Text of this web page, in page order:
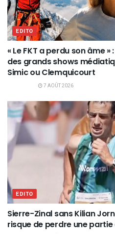
EDITO
« Le FKT a perdu son âme
des grands shows
Simic ou Clemquicourt
7 AOÛT 2026
EDITO
Sierre-Zinal sans Kilian
risque de perdre une